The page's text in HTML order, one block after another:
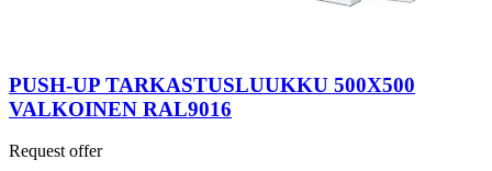
PUSH-UP TARKASTUSLUUKKU 500X500
VALKOINEN RAL9016
Request offer